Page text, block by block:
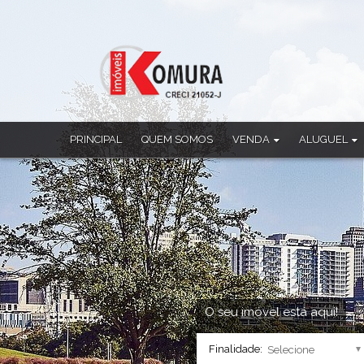
PRINCIPAL QUEM SOMOS VENDA
Casa Comercial
Casa em Condomínio
Chácara
Cobertura Duplex
Imóvel Comercial
Prédio
Sala Comercial
Salão
ALUGUEL
Casa
Casa em
Ponto
Sala
Salão
Sobrado
O seu imóvel está aqui!
Finalidade: